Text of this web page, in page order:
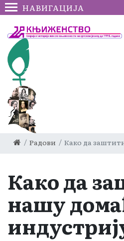
НАВИГАЦИЈА
Радови Како да
Како да
нашу